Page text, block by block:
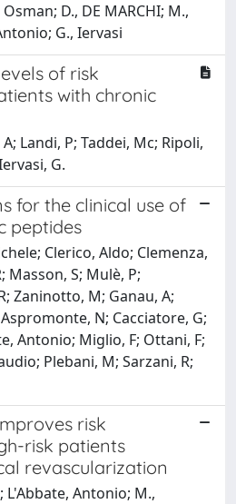
D., DE MARCHI; M.,
G., Iervasi
of risk
with chronic
Landi, P; Taddei, Mc; Ripoli,
G.
for the clinical use of
peptides
Clerico, Aldo; Clemenza,
Masson, S; Mulè, P;
Zaninotto, M; Ganau, A;
N; Cacciatore, G;
Antonio; Miglio, F; Ottani, F;
Plebani, M; Sarzani, R;
risk
risk patients
revascularization
L'Abbate, Antonio; M.,